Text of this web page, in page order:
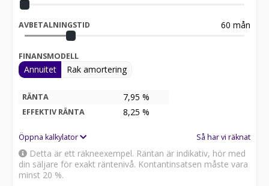
AVBETALNINGSTID 60 mån
FINANSMODELL
Annuitet Rak amortering
RÄNTA 7,95 %
EFFEKTIV RÄNTA 8,25 %
Öppna kalkylator Så har vi räknat
Detta är ett räkneexempel. Räntan är indikativ, hör med
din säljare för exakt räntenivå. Kontantinsatsen måste vara
minst 20 %.